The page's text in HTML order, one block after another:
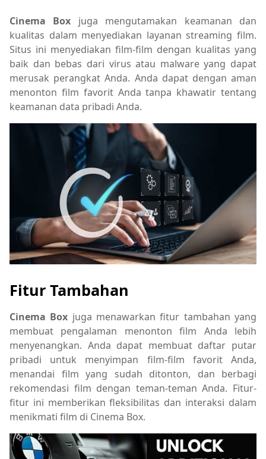
Cinema Box juga mengutamakan keamanan dan
kualitas dalam menyediakan layanan streaming film.
Situs ini menyediakan film-film dengan kualitas yang
baik dan bebas dari virus atau malware yang dapat
merusak perangkat Anda. Anda dapat dengan aman
menonton film favorit Anda tanpa khawatir tentang
keamanan data pribadi Anda.
Fitur Tambahan
Cinema Box juga menawarkan fitur tambahan yang
membuat pengalaman menonton film Anda lebih
menyenangkan. Anda dapat membuat daftar putar
pribadi untuk menyimpan film-film favorit Anda,
menandai film yang sudah ditonton, dan berbagi
rekomendasi film dengan teman-teman Anda. Fitur-
fitur ini memberikan fleksibilitas dan interaksi dalam
menikmati film di Cinema Box.